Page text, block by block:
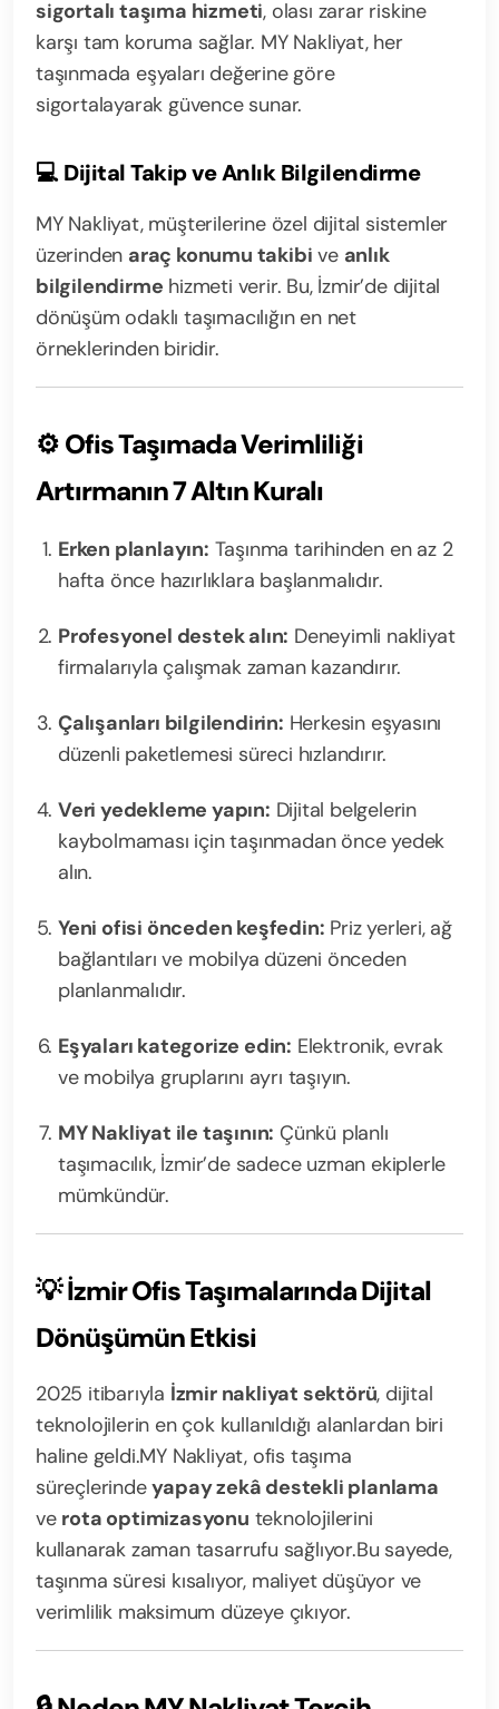
sigortalı taşıma hizmeti, olası zarar riskine
karşı tam koruma sağlar. MY Nakliyat, her
taşınmada eşyaları değerine göre
sigortalayarak güvence sunar.
💻Dijital Takip ve Anlık Bilgilendirme
MY Nakliyat, müşterilerine özel dijital sistemler
üzerinden araç konumu takibi ve anlık
bilgilendirme hizmeti verir. Bu, İzmir’de dijital
dönüşüm odaklı taşımacılığın en net
örneklerinden biridir.
⚙️Ofis Taşımada Verimliliği
Artırmanın 7 Altın Kuralı
Erken planlayın: Taşınma tarihinden en az 2
hafta önce hazırlıklara başlanmalıdır.
Profesyonel destek alın: Deneyimli nakliyat
firmalarıyla çalışmak zaman kazandırır.
Çalışanları bilgilendirin: Herkesin eşyasını
düzenli paketlemesi süreci hızlandırır.
Veri yedekleme yapın: Dijital belgelerin
kaybolmaması için taşınmadan önce yedek
alın.
Yeni ofisi önceden keşfedin: Priz yerleri, ağ
bağlantıları ve mobilya düzeni önceden
planlanmalıdır.
Eşyaları kategorize edin: Elektronik, evrak
ve mobilya gruplarını ayrı taşıyın.
MY Nakliyat ile taşının: Çünkü planlı
taşımacılık, İzmir’de sadece uzman ekiplerle
mümkündür.
💡İzmir Ofis Taşımalarında Dijital
Dönüşümün Etkisi
2025 itibarıyla İzmir nakliyat sektörü, dijital
teknolojilerin en çok kullanıldığı alanlardan biri
haline geldi.MY Nakliyat, ofis taşıma
süreçlerindeyapay zekâ destekli planlama
ve rota optimizasyonu teknolojilerini
kullanarak zaman tasarrufu sağlıyor.Bu sayede,
taşınma süresi kısalıyor, maliyet düşüyor ve
verimlilik maksimum düzeye çıkıyor.